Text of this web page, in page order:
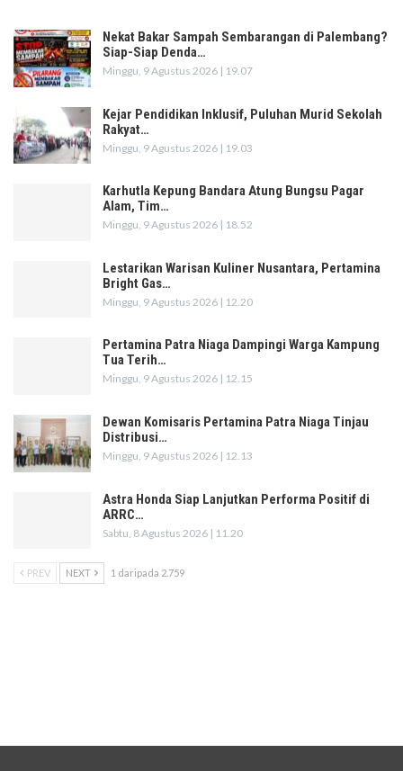
Nekat Bakar Sampah Sembarangan di Palembang?
Siap-Siap Denda…
Minggu, 9 Agustus 2026 | 19.07
Kejar Pendidikan Inklusif, Puluhan Murid Sekolah
Rakyat…
Minggu, 9 Agustus 2026 | 19.03
Karhutla Kepung Bandara Atung Bungsu Pagar
Alam, Tim…
Minggu, 9 Agustus 2026 | 18.52
Lestarikan Warisan Kuliner Nusantara, Pertamina
Bright Gas…
Minggu, 9 Agustus 2026 | 12.20
Pertamina Patra Niaga Dampingi Warga Kampung
Tua Terih…
Minggu, 9 Agustus 2026 | 12.15
Dewan Komisaris Pertamina Patra Niaga Tinjau
Distribusi…
Minggu, 9 Agustus 2026 | 12.13
Astra Honda Siap Lanjutkan Performa Positif di
ARRC…
Sabtu, 8 Agustus 2026 | 11.20
PREV NEXT 1 daripada 2.759